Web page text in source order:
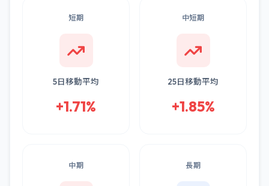
短期
5日移動平均
+1.71%
中短期
25日移動平均
+1.85%
中期 長期